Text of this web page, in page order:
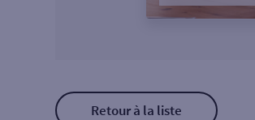
Retour à la liste